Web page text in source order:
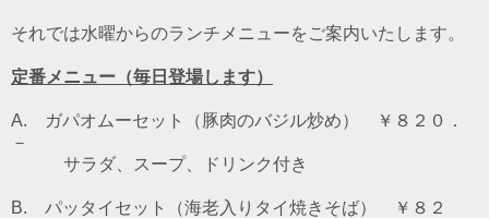
それでは水曜からのランチメニューをご案内いたします。
定番メニュー（毎日登場します）
A. ガパオムーセット（豚肉のバジル炒め） ￥８２０．
－
サラダ、スープ、ドリンク付き
B. パッタイセット（海老入りタイ焼きそば） ￥８２